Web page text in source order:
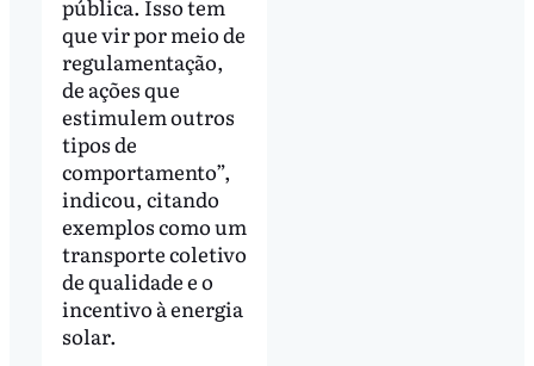
pública. Isso tem
que vir por meio de
regulamentação,
de ações que
estimulem outros
tipos de
comportamento”,
indicou, citando
exemplos como um
transporte coletivo
de qualidade e o
incentivo à energia
solar.